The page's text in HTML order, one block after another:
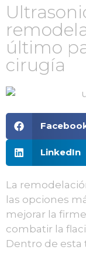
último
cirugía
LinkedIn
La
las opciones
mejorar la
combatir la
Dentro de